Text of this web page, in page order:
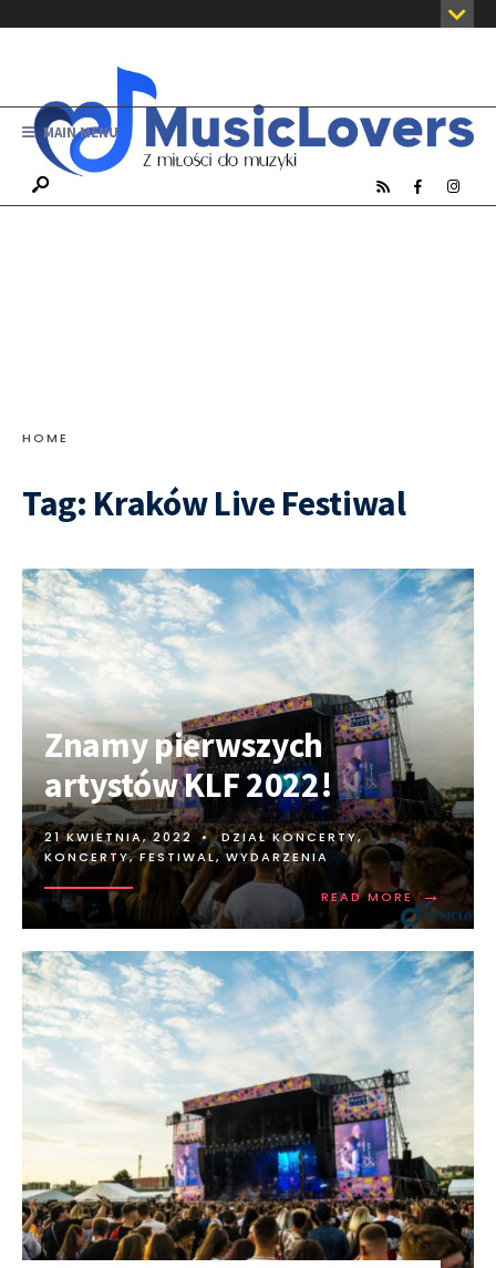
MAIN MENU
HOME
Tag: Kraków Live Festiwal
Znamy pierwszych
artystów KLF 2022!
21 KWIETNIA, 2022 • DZIAŁ KONCERTY,
KONCERTY, FESTIWAL, WYDARZENIA
READ MORE →